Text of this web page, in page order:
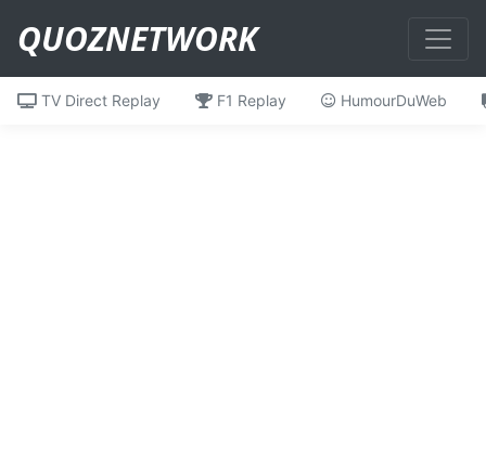
QUOZNETWORK
TV Direct Replay F1 Replay HumourDuWeb